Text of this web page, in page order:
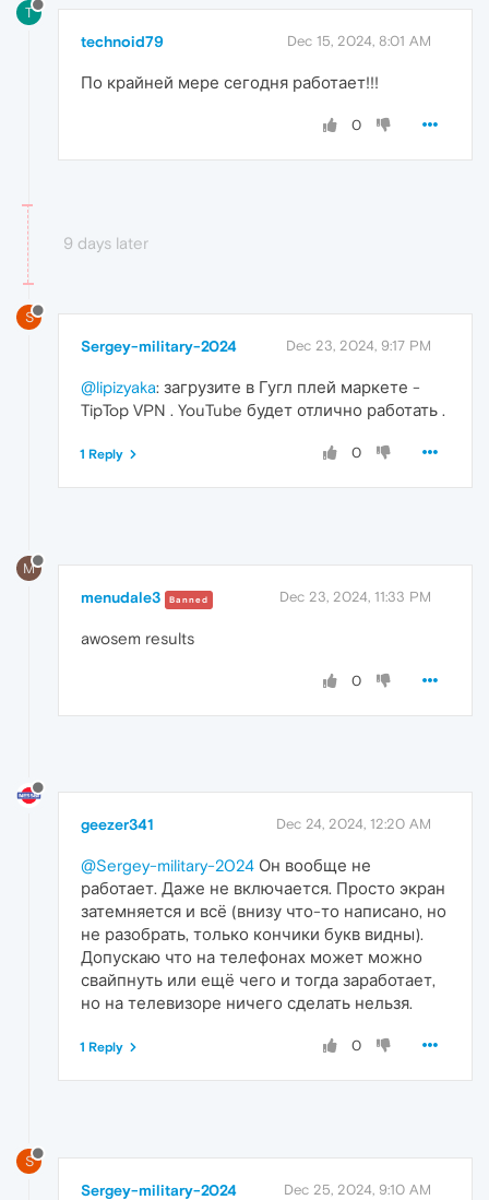
T
technoid79 Dec 15, 2024, 8:01 AM
По крайней мере сегодня работает!!!
0
9 days later
S
Sergey-military-2024 Dec 23, 2024, 9:17 PM
@lipizyaka: загрузите в Гугл плей маркете -
TipTop VPN . YouTube будет отлично работать .
0
1 Reply
M
menudale3 Banned Dec 23, 2024, 11:33 PM
awosem results
0
geezer341 Dec 24, 2024, 12:20 AM
@Sergey-military-2024 Он вообще не
работает. Даже не включается. Просто экран
затемняется и всё (внизу что-то написано, но
не разобрать, только кончики букв видны).
Допускаю что на телефонах может можно
свайпнуть или ещё чего и тогда заработает,
но на телевизоре ничего сделать нельзя.
0
1 Reply
S
Sergey-military-2024 Dec 25, 2024, 9:10 AM